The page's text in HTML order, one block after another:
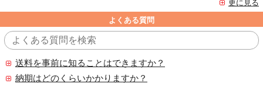
更に見る
よくある質問
送料を事前に知ることはできますか？
納期はどのくらいかかりますか？